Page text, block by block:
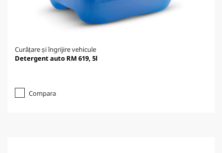
Curățare și îngrijire vehicule
Detergent auto RM 619, 5l
Compara